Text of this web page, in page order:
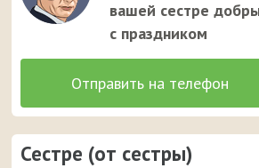
вашей сестре
с праздником
Сестре (от сестры)